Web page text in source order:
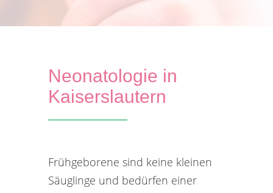
Neonatologie in
Kaiserslautern
Frühgeborene sind keine kleinen
Säuglinge und bedürfen einer